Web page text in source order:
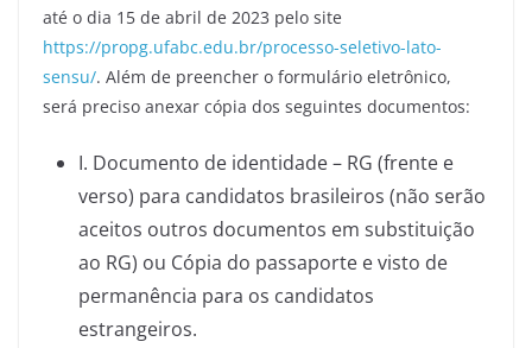
até o dia 15 de abril de 2023 pelo site
https://propg.ufabc.edu.br/processo-seletivo-lato-
sensu/. Além de preencher o formulário eletrônico,
será preciso anexar cópia dos seguintes documentos:
I. Documento de identidade – RG (frente e
verso) para candidatos brasileiros (não serão
aceitos outros documentos em substituição
ao RG) ou Cópia do passaporte e visto de
permanência para os candidatos
estrangeiros.